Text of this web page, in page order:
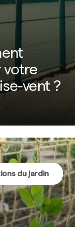
votre
vent ?
du jardin